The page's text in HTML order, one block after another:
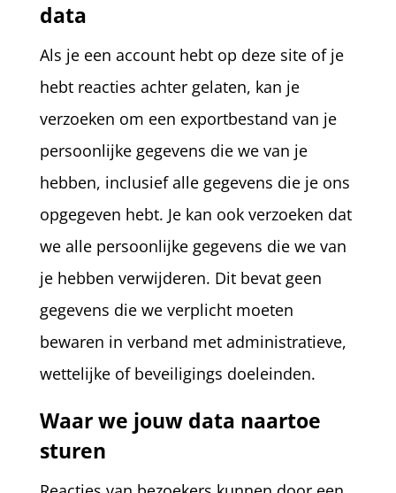
data
Als je een account hebt op deze site of je
hebt reacties achter gelaten, kan je
verzoeken om een exportbestand van je
persoonlijke gegevens die we van je
hebben, inclusief alle gegevens die je ons
opgegeven hebt. Je kan ook verzoeken dat
we alle persoonlijke gegevens die we van
je hebben verwijderen. Dit bevat geen
gegevens die we verplicht moeten
bewaren in verband met administratieve,
wettelijke of beveiligings doeleinden.
Waar we jouw data naartoe
sturen